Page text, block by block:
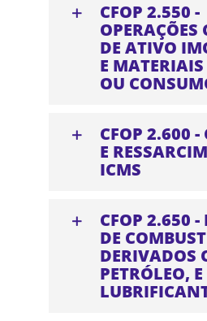
CFOP 2.550 -
OPERAÇÕES
DE ATIVO
E
OU
CFOP 2.600 -
E
ICMS
CFOP 2.650 -
DE
DERIVADOS
PETRÓLEO, E